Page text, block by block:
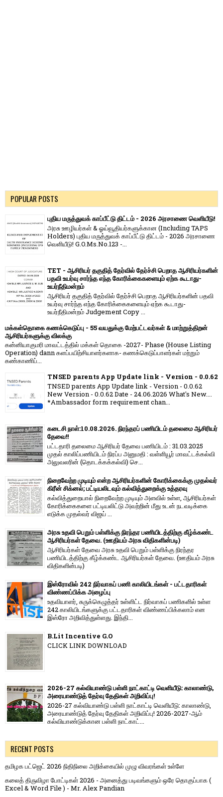
POPULAR POSTS
புதிய மருத்துவக் காப்பீட்டு திட்டம் - 2026 அரசாணை வெளியீடு!
அரசு ஊழியர்கள் & ஓய்வூதியர்களுக்கான (Including TAPS
Holders) புதிய மருத்துவக் காப்பீட்டு திட்டம் - 2026 அரசாணை
வெளியீடு! G.O.Ms.No.123 -...
TET - ஆசிரியர் தகுதித் தேர்வில் தேர்ச்சி பெறாத ஆசிரியர்களின்
பதவி உயர்வு சார்ந்த எந்த கோரிக்கைகளையும் ஏற்க கூடாது-
உயர்நீதிமன்றம்
ஆசிரியர் தகுதித் தேர்வில் தேர்ச்சி பெறாத ஆசிரியர்களின் பதவி
உயர்வு சார்ந்த எந்த கோரிக்கைகளையும் ஏற்க கூடாது-
உயர்நீதிமன்றம் Judgement Copy ...
மக்கள்தொகை கணக்கெடுப்பு - 55 வயதுக்கு மேற்பட்டவர்கள் & மாற்றுத்திறன்
ஆசிரியர்களுக்கு விலக்கு
கன்னியாகுமரி மாவட்டத்தில் மக்கள் தொகை -2027- Phase (House Listing
Operation) dann களப்பயிற்சியாளர்களாக- கணக்கெடுப்பாளர்கள் மற்றும்
கண்காணிப்...
TNSED parents App Update link - Version - 0.0.62
TNSED parents App Update link - Version - 0.0.62
New Version - 0.0.62 Date - 24.06.2026 What's New....
*Ambassador form requirement chan...
கடைசி நாள்:10.08.2026. நிரந்தரப் பணியிடம் தலைமை ஆசிரியர்
தேவை!!
பட்டதாரி தலைமை ஆசிரியர் தேவை பணியிடம் : 31.03.2025
முதல் காலிப்பணியிடம் நிரப்ப அனுமதி : வள்ளியூர் மாவட்டக்கல்வி
அலுவலரின் (தொடக்கக்கல்வி) செ...
நிறைவேற்ற முடியும் என்ற ஆசிரியர்களின் கோரிக்கைக்கு முதல்வர்
கிரீன் சிக்னல்; பட்டியலிடவும் கல்வித்துறைக்கு உத்தரவு
கல்வித்துறையால் நிறைவேற்ற முடியும் அளவில் உள்ள, ஆசிரியர்கள்
கோரிக்கைகளை பட்டியலிட்டு அவற்றின் மீது உடன் நடவடிக்கை
எடுக்க முதல்வர் விஜய் ...
அரசு உதவி பெறும் பள்ளிக்கு நிரந்தர பணியிடத்திற்கு கீழ்க்கண்ட
ஆசிரியர்கள் தேவை. (ஊதியம் அரசு விதிகளின்படி)
ஆசிரியர்கள் தேவை அரசு உதவி பெறும் பள்ளிக்கு நிரந்தர
பணியிடத்திற்கு கீழ்க்கண்ட ஆசிரியர்கள் தேவை. (ஊதியம் அரசு
விதிகளின்படி)
இஸ்ரோவில் 242 நிர்வாகப் பணி காலியிடங்கள் - பட்டதாரிகள்
விண்ணப்பிக்க அழைப்பு
உதவியாளர், சுருக்கெழுத்தர் உள்ளிட்ட நிர்வாகப் பணிகளில் உள்ள
242 காலியிடங்களுக்கு பட்டதாரிகள் விண்ணப்பிக்கலாம் என
இஸ்ரோ அறிவித்துள்ளது. இந்தி...
B.Lit Incentive G.O
CLICK LINK DOWNLOAD
2026-27 கல்வியாண்டு பள்ளி நாட்காட்டி வெளியீடு: காலாண்டு,
அரையாண்டுத் தேர்வு தேதிகள் அறிவிப்பு!
2026-27 கல்வியாண்டு பள்ளி நாட்காட்டி வெளியீடு: காலாண்டு,
அரையாண்டுத் தேர்வு தேதிகள் அறிவிப்பு! 2026-2027-ஆம்
கல்வியாண்டுக்கான பள்ளி நாட்காட்...
RECENT POSTS
தமிழக பட்ஜெட் 2026 நிதிநிலை அறிக்கையில் முழு விவரங்கள் உள்ளே
கலைத் திருவிழா போட்டிகள் 2026 - அனைத்து படிவங்களும் ஒரே தொகுப்பாக (
Excel & Word File ) - Mr. Alex Pandian